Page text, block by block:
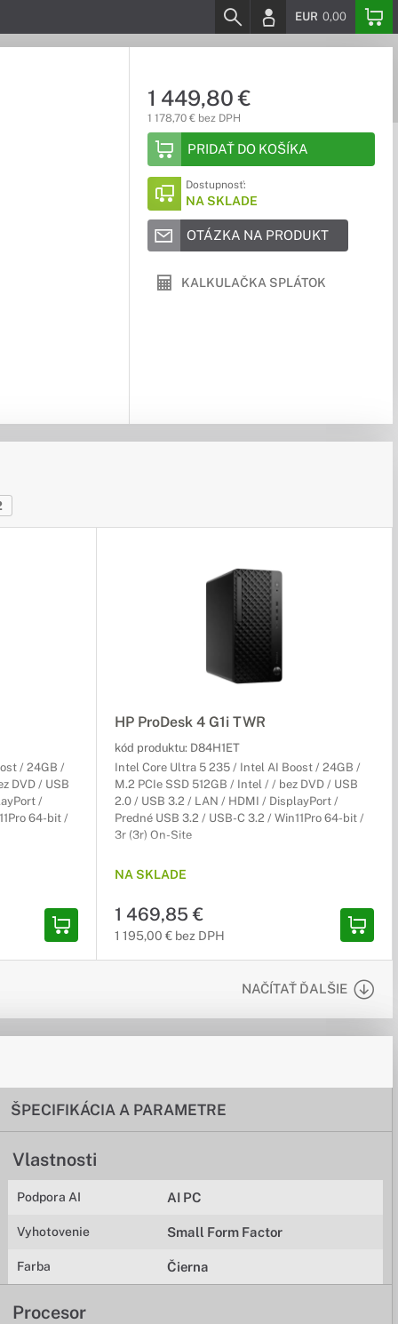
EUR 0,00
1 449,80 €
1 178,70 € bez DPH
PRIDAŤ DO KOŠÍKA
Dostupnosť:
NA SKLADE
OTÁZKA NA PRODUKT
KALKULAČKA SPLÁTOK
/ 24GB /
DVD / USB
/
64-bit /
HP ProDesk 4 G1i TWR
kód produktu: D84H1ET
Intel Core Ultra 5 235 / Intel AI Boost / 24GB /
M.2 PCIe SSD 512GB / Intel / / bez DVD / USB
2.0 / USB 3.2 / LAN / HDMI / DisplayPort /
Predné USB 3.2 / USB-C 3.2 / Win11Pro 64-bit /
3r (3r) On-Site
NA SKLADE
1 469,85 €
1 195,00 € bez DPH
NAČÍTAŤ ĎALŠIE
ŠPECIFIKÁCIA A PARAMETRE
Vlastnosti
Podpora AI AI PC
Vyhotovenie Small Form Factor
Farba Čierna
Procesor